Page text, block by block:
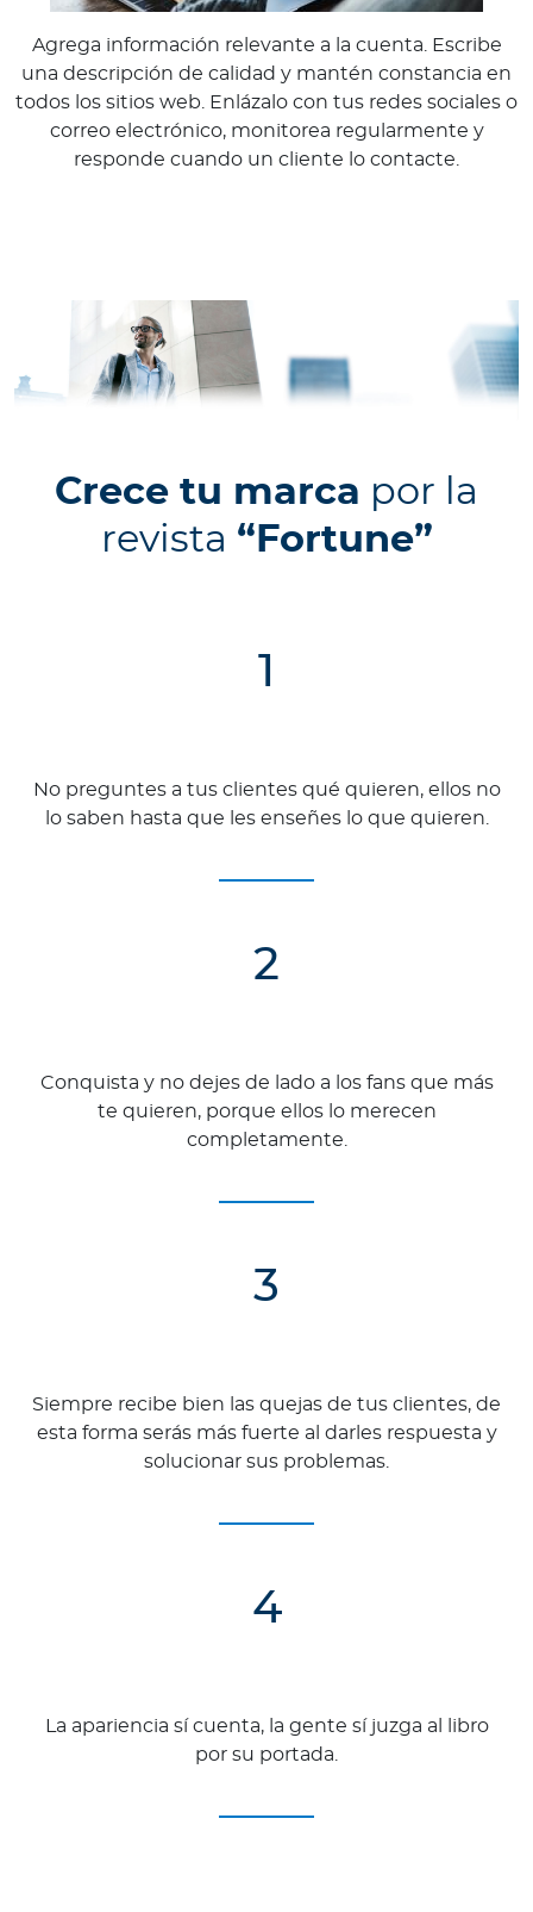
Agrega información relevante a la cuenta. Escribe
una descripción de calidad y mantén constancia en
todos los sitios web. Enlázalo con tus redes sociales o
correo electrónico, monitorea regularmente y
responde cuando un cliente lo contacte.
Crece tu marca por la
revista “Fortune”
1
No preguntes a tus clientes qué quieren, ellos no
lo saben hasta que les enseñes lo que quieren.
2
Conquista y no dejes de lado a los fans que más
te quieren, porque ellos lo merecen
completamente.
3
Siempre recibe bien las quejas de tus clientes, de
esta forma serás más fuerte al darles respuesta y
solucionar sus problemas.
4
La apariencia sí cuenta, la gente sí juzga al libro
por su portada.